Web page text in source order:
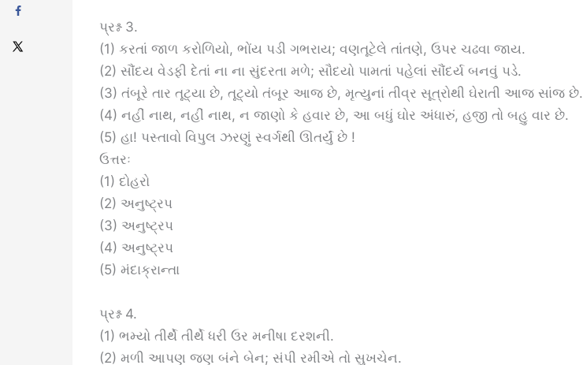
પ્રશ્ન 3.
(1) કરતાં જાળ કરોળિયો, ભોંય પડી ગભરાય; વણતૂટેલે તાંતણે, ઉપર ચઢવા જાય.
(2) સૌંદય વેડફી દેતાં ના ના સુંદરતા મળે; સૌદયો પામતાં પહેલાં સૌંદર્ય બનવું પડે.
(3) તંબૂરે તાર તૂટ્યા છે, તૂટ્યો તંબૂર આજ છે, મૃત્યુનાં તીવ્ર સૂત્રોથી ઘેરાતી આજ સાંજ છે.
(4) નહીં નાથ, નહીં નાથ, ન જાણો કે હવાર છે, આ બધું ઘોર અંધારું, હજી તો બહુ વાર છે.
(5) હા! પસ્તાવો વિપુલ ઝરણું સ્વર્ગથી ઊતર્યું છે !
ઉત્તરઃ
(1) દોહરો
(2) અનુષ્ટ્રપ
(3) અનુષ્ટ્રપ
(4) અનુષ્ટ્રપ
(5) મંદાક્રાન્તા
પ્રશ્ન 4.
(1) ભમ્યો તીર્થે તીર્થે ધરી ઉર મનીષા દરશની.
(2) મળી આપણ જણ બંને બેન; સંપી રમીએ તો સુખચેન.